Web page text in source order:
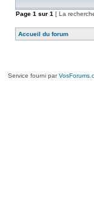
Page 1 sur 1 [ La
Accueil du forum
Service fourni par